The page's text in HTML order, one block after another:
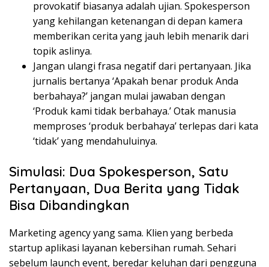
provokatif biasanya adalah ujian. Spokesperson
yang kehilangan ketenangan di depan kamera
memberikan cerita yang jauh lebih menarik dari
topik aslinya.
Jangan ulangi frasa negatif dari pertanyaan. Jika
jurnalis bertanya ‘Apakah benar produk Anda
berbahaya?’ jangan mulai jawaban dengan
‘Produk kami tidak berbahaya.’ Otak manusia
memproses ‘produk berbahaya’ terlepas dari kata
‘tidak’ yang mendahuluinya.
Simulasi: Dua Spokesperson, Satu
Pertanyaan, Dua Berita yang Tidak
Bisa Dibandingkan
Marketing agency yang sama. Klien yang berbeda
startup aplikasi layanan kebersihan rumah. Sehari
sebelum launch event, beredar keluhan dari pengguna